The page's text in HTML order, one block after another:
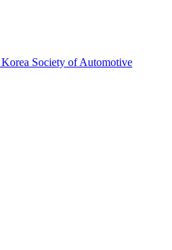
Society of Automotive